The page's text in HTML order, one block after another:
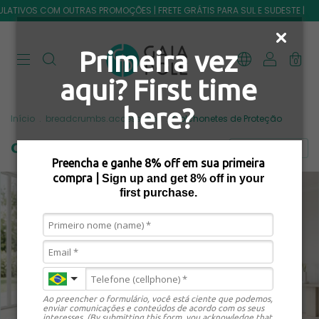
Primeira vez
aqui? First time
here?
Preencha e ganhe 8% off em sua primeira
compra | Sign up and get 8 % off in your
first purchase.
Ao preencher o formulário, você está ciente que podemos,
enviar comunicações e conteúdos de acordo com os seus
COM OUTRAS PROMOÇÕES | FRETE GRÁTIS PARA SUL E SUDESTE |
0
Início . breadcrumbs.accessories . Colchonetes de Proteção
Colchonetes de Proteção